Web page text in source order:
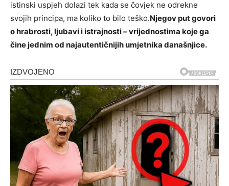
istinski uspjeh dolazi tek kada se čovjek ne odrekne
svojih principa, ma koliko to bilo teško.Njegov put govori
o hrabrosti, ljubavi i istrajnosti – vrijednostima koje ga
čine jednim od najautentičnijih umjetnika današnjice.